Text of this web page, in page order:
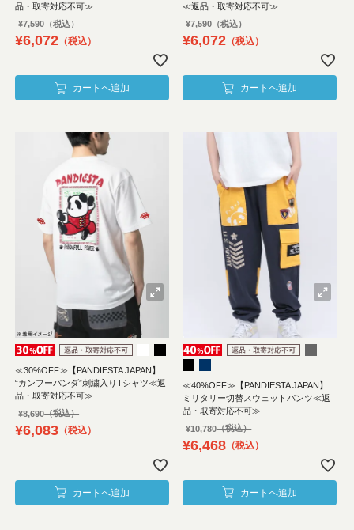
品・取寄対応不可≫
¥7,590
¥6,072 税込
カートへ追加
≪返品・取寄対応不可≫
¥7,590
¥6,072 税込
カートへ追加
≪30%OFF≫【PANDIESTA JAPAN】
“カンフーパンダ”刺繍入りTシャツ≪返
品・取寄対応不可≫
¥8,690
¥6,083 税込
カートへ追加
≪40%OFF≫【PANDIESTA JAPAN】
ミリタリー切替スウェットパンツ≪返
品・取寄対応不可≫
¥10,780
¥6,468 税込
カートへ追加